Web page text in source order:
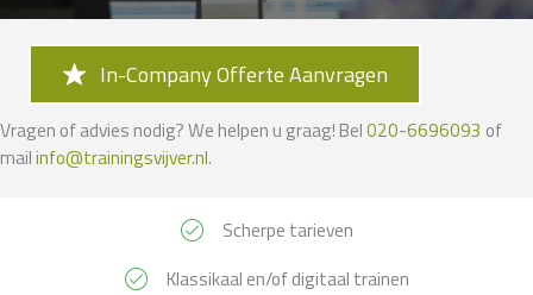
In-Company Offerte Aanvragen
Vragen of advies nodig? We helpen u graag! Bel020-6696093 of
mailinfo@trainingsvijver.nl.
Scherpe tarieven
Klassikaal en/of digitaal trainen